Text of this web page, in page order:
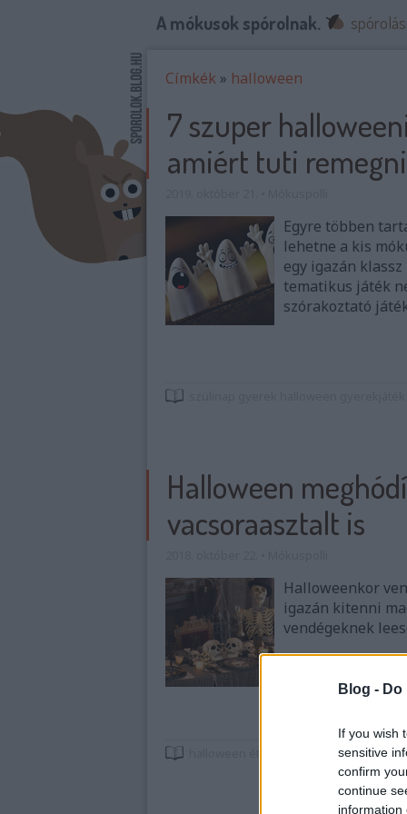
Blog -
If you wish
sensitive
confirm
continue
information
A mókusok spórolnak.
Címkék » halloween
7 szuper
amiért tuti
Egyre többen
lehetne a kis
egy igazán
tematikus játék
szórakoztató
Halloween
vacsoraasztalt is
Halloweenkor
igazán kitenni
vendégeknek
dekoráció